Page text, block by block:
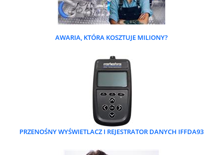
AWARIA, KTÓRA KOSZTUJE MILIONY?
PRZENOŚNY WYŚWIETLACZ I REJESTRATOR DANYCH IFFDA93